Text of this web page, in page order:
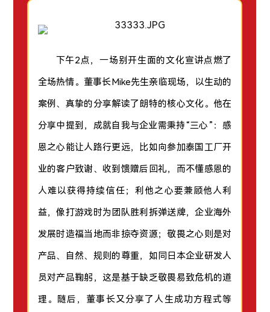
下午2点，一场别开生面的文化宣讲点燃了
全场热情。董事长Mike先生亲临现场，以生动的
案例、真挚的分享解读了朗特的核心文化。他在
分享中提到，成就自我与企业需秉持“三心”：感
恩之心能让人路行更远，比如向参加泰国工厂开
业的客户致谢、收到馈赠后回礼，而不懂感恩的
人难以获得持续信任；利他之心要兼顾他人利
益，像打游戏时为团队胜利拆弹送牌，企业海外
发展时造福当地而非掠夺资源；敬畏之心则是对
产品、自然、规则的尊重，如同日本企业研发人
员对产品鞠躬，这是基于缺乏敬畏易致危机的道
理。随后，董事长又分享了人生成功方程式等